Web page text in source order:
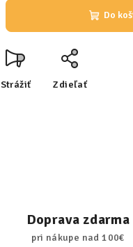
Do
Strážiť Zdieľať
Doprava zdarma
pri nákupe nad 100€